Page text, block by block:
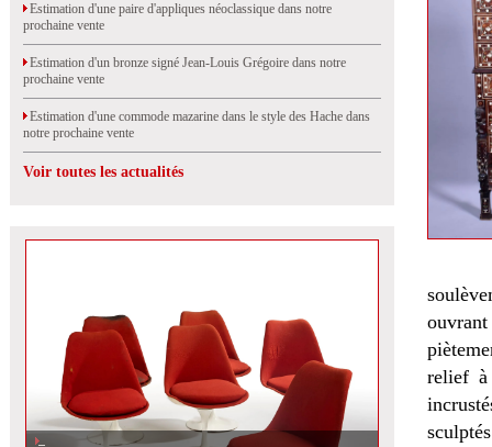
Estimation d'une paire d'appliques néoclassique dans notre
prochaine vente
Estimation d'un bronze signé Jean-Louis Grégoire dans notre
prochaine vente
Estimation d'une commode mazarine dans le style des Hache dans
notre prochaine vente
Voir toutes les actualités
relief à